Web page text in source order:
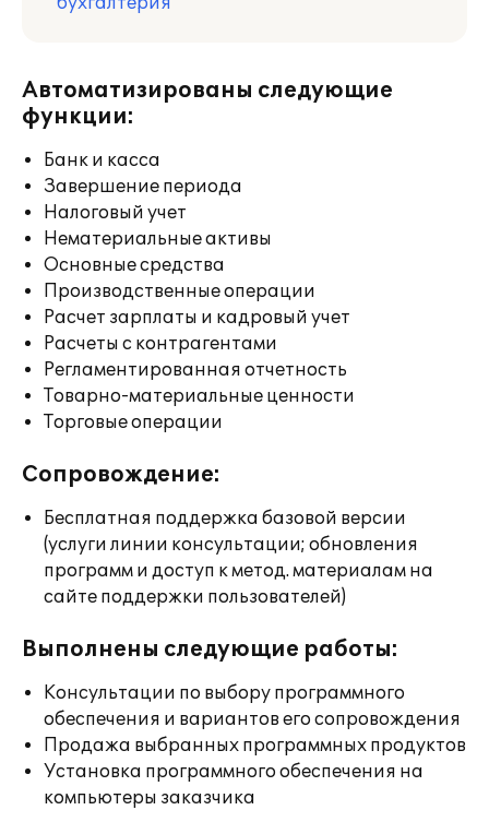
Автоматизированы следующие
функции:
Банк и касса
Завершение периода
Налоговый учет
Нематериальные активы
Основные средства
Производственные операции
Расчет зарплаты и кадровый учет
Расчеты с контрагентами
Регламентированная отчетность
Товарно-материальные ценности
Торговые операции
Сопровождение:
Бесплатная поддержка базовой версии
(услуги линии консультации; обновления
программ и доступ к метод. материалам на
сайте поддержки пользователей)
Выполнены следующие работы:
Консультации по выбору программного
обеспечения и вариантов его сопровождения
Продажа выбранных программных продуктов
Установка программного обеспечения на
компьютеры заказчика